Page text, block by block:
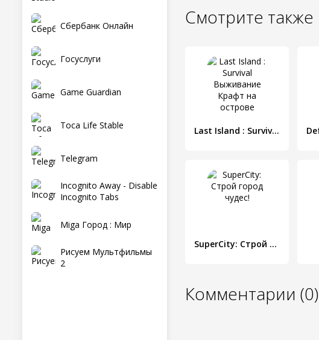
Сбербанк Онлайн
Госуслуги
Game Guardian
Toca Life Stable
Telegram
Incognito Away - Disable
Incognito Tabs
Miga Город : Мир
Рисуем Мультфильмы
2
Смотрите также
Last Island : Survival Выживание Крафт на острове
SuperCity: Строй город чудес!
Комментарии (0)